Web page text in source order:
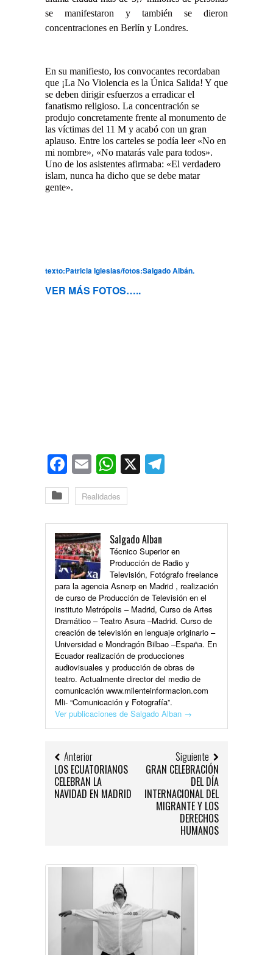
se manifestaron y también se dieron
concentraciones en Berlín y Londres.
En su manifiesto, los convocantes recordaban
que ¡La No Violencia es la Única Salida! Y que
se deben dirigir esfuerzos a erradicar el
fanatismo religioso. La concentración se
produjo concretamente frente al monumento de
las víctimas del 11 M y acabó con un gran
aplauso. Entre los carteles se podía leer «No en
mi nombre», «No matarás vale para todos».
Uno de los asistentes afirmaba: «El verdadero
islam, nunca ha dicho que se debe matar
gente».
texto:Patricia Iglesias/fotos:Salgado Albán.
VER MÁS FOTOS…..
Facebook
EmailWhatsApp
X
Realidades
Salgado Alban
Técnico Superior en
Producción de Radio y
Televisión, Fotógrafo freelance
para la agencia Asnerp en Madrid , realización
de curso de Producción de Televisión en el
instituto Metrópolis – Madrid, Curso de Artes
Dramático – Teatro Asura –Madrid. Curso de
creación de televisión en lenguaje originario –
Universidad e Mondragón Bilbao –España. En
Ecuador realización de producciones
audiovisuales y producción de obras de
teatro. Actualmente director del medio de
comunicación www.milenteinformacion.com
Mli- “Comunicación y Fotografía”.
Ver publicaciones de Salgado Alban →
Anterior
LOS ECUATORIANOS
CELEBRAN LA
NAVIDAD EN MADRID
Siguiente
GRAN CELEBRACIÓN
DEL DÍA
INTERNACIONAL DEL
MIGRANTE Y LOS
DERECHOS
HUMANOS